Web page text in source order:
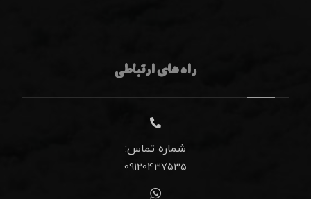
راه های ارتباطی
شماره تماس:
09120437535